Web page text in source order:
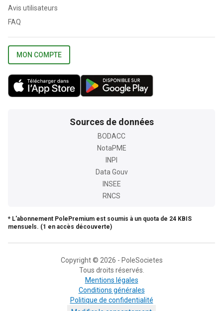
Avis utilisateurs
FAQ
MON COMPTE
Sources de données
BODACC
NotaPME
INPI
Data Gouv
INSEE
RNCS
* L'abonnement PolePremium est soumis à un quota de 24 KBIS
mensuels. (1 en accès découverte)
Copyright © 2026 - PoleSocietes
Tous droits réservés.
Mentions légales
Conditions générales
Politique de confidentialité